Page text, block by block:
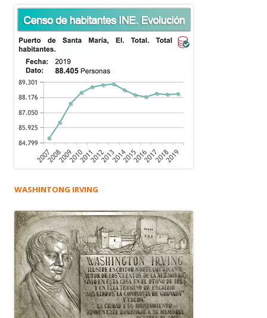
WASHINTONG IRVING